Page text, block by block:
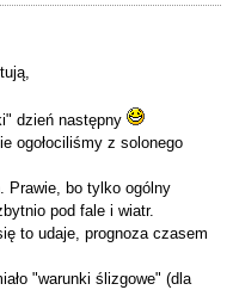
dzień następny
ogołociliśmy z solonego
Prawie, bo tylko ogólny
pod fale i wiatr.
to udaje, prognoza czasem
"warunki ślizgowe" (dla